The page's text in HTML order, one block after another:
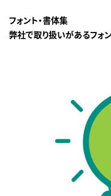
フォント・書体集
弊社で取り扱いがあるフォ